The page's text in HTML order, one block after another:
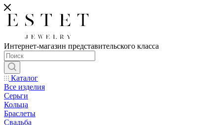
Интернет-магазин представительского класса
Каталог
Все изделия
Серьги
Кольца
Браслеты
Свадьба